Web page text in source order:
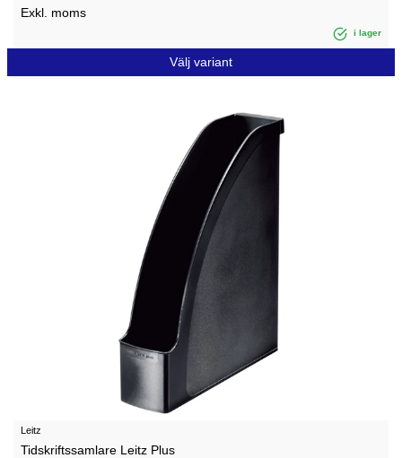
Exkl. moms
i lager
Välj variant
Leitz
Tidskriftssamlare Leitz Plus